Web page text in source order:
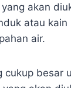
akan
atau kain
air.
cukup besar